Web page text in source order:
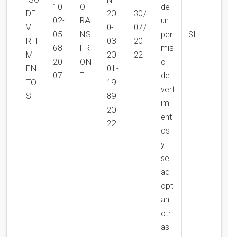
DE
VE
RTI
MI
EN
TO
S
10
02-
05
68-
20
07
OT
RA
NS
FR
ON
T
20
0-
03-
20-
01-
19
89-
20
22
30/
07/
20
22
de
un
per
mis
o
de
vert
imi
ent
os
y
se
ad
opt
an
otr
as
SI